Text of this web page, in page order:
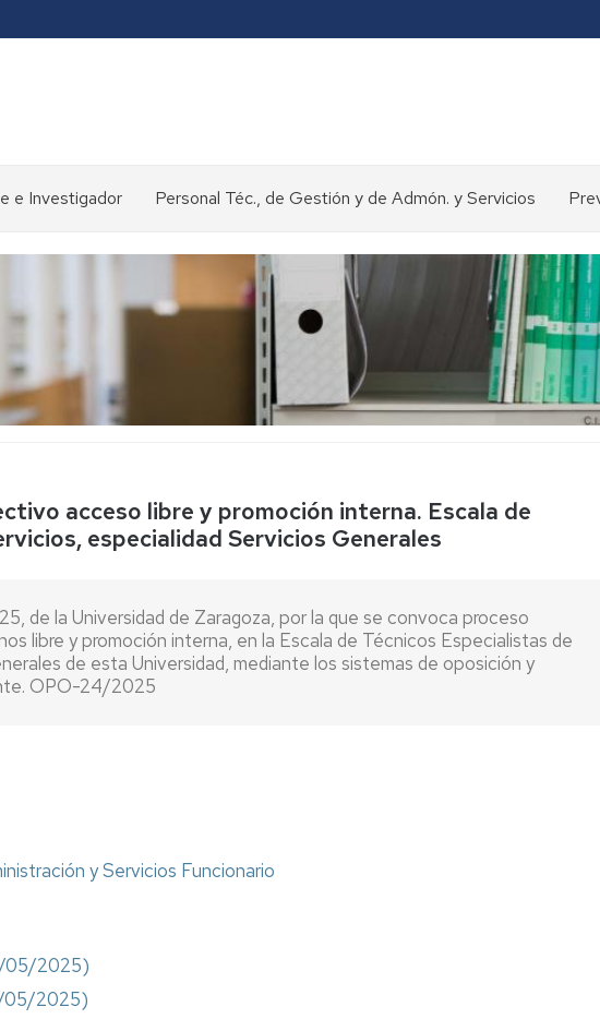
e Investigador Personal Téc., de Gestión y de Admón. y Servicios
oposiciones
Listas
de
Evaluación
del
Desempeño
de
acceso libre y promoción interna. Escala de
especialidad Servicios Generales
de la Universidad de Zaragoza, por la que se convoca proceso
libre y promoción interna, en la Escala de Técnicos Especialistas de
de esta Universidad, mediante los sistemas de oposición y
OPO-24/2025
y Servicios Funcionario
05/2025)
05/2025)